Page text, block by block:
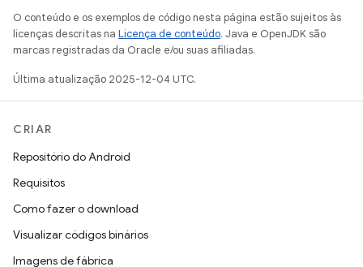
O conteúdo e os exemplos de código nesta página estão sujeitos às
licenças descritas na Licença de conteúdo. Java e OpenJDK são
marcas registradas da Oracle e/ou suas afiliadas.
Última atualização 2025-12-04 UTC.
CRIAR
Repositório do Android
Requisitos
Como fazer o download
Visualizar códigos binários
Imagens de fábrica